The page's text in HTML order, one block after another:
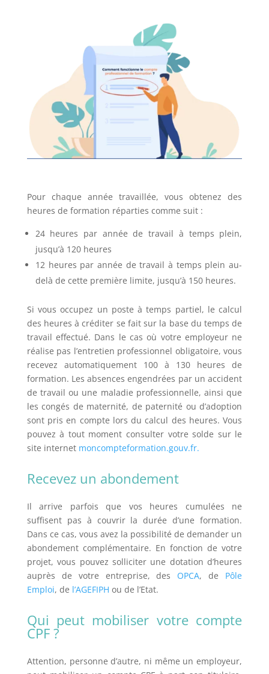
Pour chaque année travaillée, vous obtenez des
heures de formation réparties comme suit :
24 heures par année de travail à temps plein,
jusqu’à 120 heures
12 heures par année de travail à temps plein au-
delà de cette première limite, jusqu’à 150 heures.
Si vous occupez un poste à temps partiel, le calcul
des heures à créditer se fait sur la base du temps de
travail effectué. Dans le cas où votre employeur ne
réalise pas l’entretien professionnel obligatoire, vous
recevez automatiquement 100 à 130 heures de
formation. Les absences engendrées par un accident
de travail ou une maladie professionnelle, ainsi que
les congés de maternité, de paternité ou d’adoption
sont pris en compte lors du calcul des heures. Vous
pouvez à tout moment consulter votre solde sur le
site internet moncompteformation.gouv.fr.
Recevez un abondement
Il arrive parfois que vos heures cumulées ne
suffisent pas à couvrir la durée d’une formation.
Dans ce cas, vous avez la possibilité de demander un
abondement complémentaire. En fonction de votre
projet, vous pouvez solliciter une dotation d’heures
auprès de votre entreprise, des OPCA, de Pôle
Emploi, de l’AGEFIPH ou de l’Etat.
Qui peut mobiliser votre compte
CPF ?
Attention, personne d’autre, ni même un employeur,